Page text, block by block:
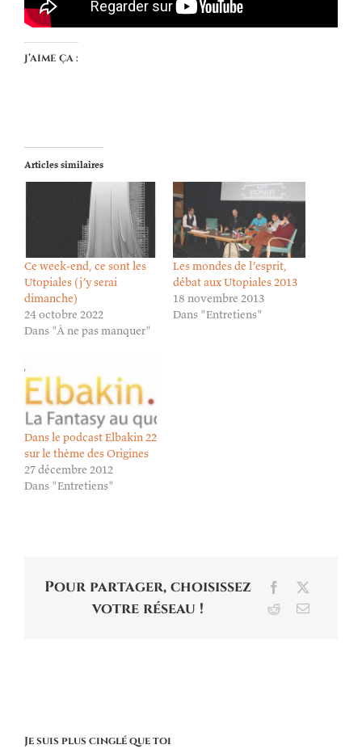
J’aime ça :
Articles similaires
Ce week-end, ce sont les
Utopiales (j’y serai
dimanche)
24 octobre 2022
Dans "À ne pas manquer"
Les mondes de l’esprit,
débat aux Utopiales 2013
18 novembre 2013
Dans "Entretiens"
Dans le podcast Elbakin 22
sur le thème des Origines
27 décembre 2012
Dans "Entretiens"
Pour partager, choisissez
votre réseau !
Facebook
RedditEmail
Je suis plus cinglé que toi